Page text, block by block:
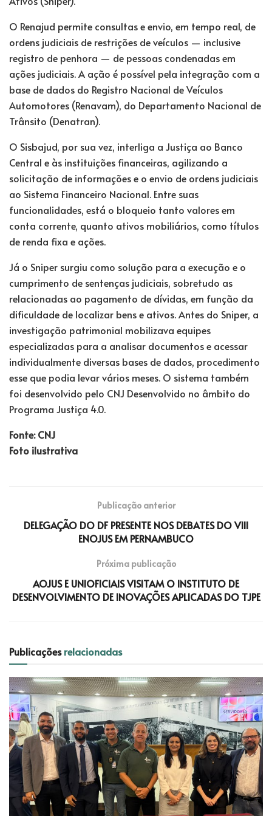
O Renajud permite consultas e envio, em tempo real, de
ordens judiciais de restrições de veículos — inclusive
registro de penhora — de pessoas condenadas em
ações judiciais. A ação é possível pela integração com a
base de dados do Registro Nacional de Veículos
Automotores (Renavam), do Departamento Nacional de
Trânsito (Denatran).
O Sisbajud, por sua vez, interliga a Justiça ao Banco
Central e às instituições financeiras, agilizando a
solicitação de informações e o envio de ordens judiciais
ao Sistema Financeiro Nacional. Entre suas
funcionalidades, está o bloqueio tanto valores em
conta corrente, quanto ativos mobiliários, como títulos
de renda fixa e ações.
Já o Sniper surgiu como solução para a execução e o
cumprimento de sentenças judiciais, sobretudo as
relacionadas ao pagamento de dívidas, em função da
dificuldade de localizar bens e ativos. Antes do Sniper, a
investigação patrimonial mobilizava equipes
especializadas para a analisar documentos e acessar
individualmente diversas bases de dados, procedimento
esse que podia levar vários meses. O sistema também
foi desenvolvido pelo CNJ Desenvolvido no âmbito do
Programa Justiça 4.0.
Fonte: CNJ
Foto ilustrativa
Publicação anterior
DELEGAÇÃO DO DF PRESENTE NOS DEBATES DO VIII
ENOJUS EM PERNAMBUCO
Próxima publicação
AOJUS E UNIOFICIAIS VISITAM O INSTITUTO DE
DESENVOLVIMENTO DE INOVAÇÕES APLICADAS DO TJPE
Publicaçõesrelacionadas